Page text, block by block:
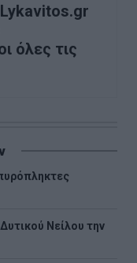
όλες τις
Νείλου την